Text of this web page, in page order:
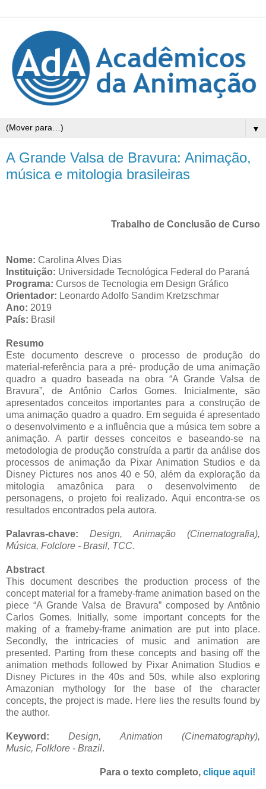
▼
A Grande Valsa de Bravura: Animação,
música e mitologia brasileiras
Trabalho de Conclusão de Curso
Nome: Carolina Alves Dias
Instituição: Universidade Tecnológica Federal do Paraná
Programa: Cursos de Tecnologia em Design Gráfico
Orientador: Leonardo Adolfo Sandim Kretzschmar
Ano: 2019
País: Brasil
Resumo
Este documento descreve o processo de produção do
material-referência para a pré- produção de uma animação
quadro a quadro baseada na obra “A Grande Valsa de
Bravura”, de Antônio Carlos Gomes. Inicialmente, são
apresentados conceitos importantes para a construção de
uma animação quadro a quadro. Em seguida é apresentado
o desenvolvimento e a influência que a música tem sobre a
animação. A partir desses conceitos e baseando-se na
metodologia de produção construída a partir da análise dos
processos de animação da Pixar Animation Studios e da
Disney Pictures nos anos 40 e 50, além da exploração da
mitologia amazônica para o desenvolvimento de
personagens, o projeto foi realizado. Aqui encontra-se os
resultados encontrados pela autora.
Palavras-chave: Design, Animação (Cinematografia),
Música, Folclore - Brasil, TCC.
Abstract
This document describes the production process of the
concept material for a frameby-frame animation based on the
piece “A Grande Valsa de Bravura” composed by Antônio
Carlos Gomes. Initially, some important concepts for the
making of a frameby-frame animation are put into place.
Secondly, the intricacies of music and animation are
presented. Parting from these concepts and basing off the
animation methods followed by Pixar Animation Studios e
Disney Pictures in the 40s and 50s, while also exploring
Amazonian mythology for the base of the character
concepts, the project is made. Here lies the results found by
the author.
Keyword:Design, Animation (Cinematography),
Music, Folklore - Brazil.
Para o texto completo, clique aqui!